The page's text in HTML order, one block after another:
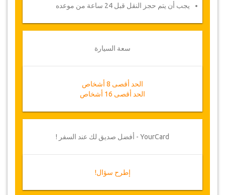
يجب أن يتم حجز النقل قبل 24 ساعة من موعده
سعة السيارة
الحد أقصى 8 أشخاص
الحد أقصى 16 أشخاص
YourCard - أفضل صديق لك عند السفر !
إطرح سؤال!